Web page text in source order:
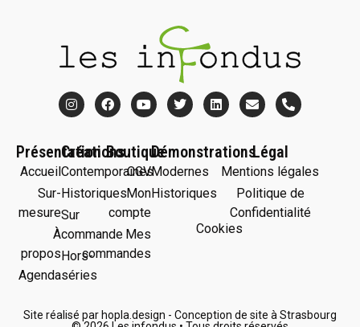
Présentation
Accueil
Sur-
mesure
À
propos
Agenda
Créations
Contemporaines
Historiques
Sur
commande
Hors-
séries
Démonstrations
Modernes
Historiques
Boutique
CGV
Mon
compte
Mes
commandes
Légal
Mentions légales
Politique de
Confidentialité
Cookies
Site réalisé par hopla.design - Conception de site à Strasbourg